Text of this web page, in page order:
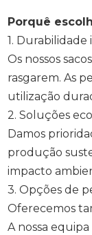
Porquê
1. Durabilidade
Os nossos
rasgarem. As
utilização
2. Soluções
Damos
produção
impacto
3. Opções de
Oferecemos
A nossa